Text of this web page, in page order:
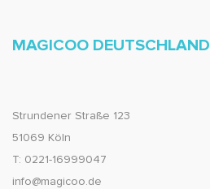
MAGICOO DEUTSCHLAND
Strundener Straße 123
51069 Köln
T: 0221-16999047
info@magicoo.de